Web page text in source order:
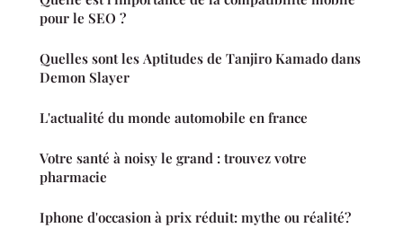
pour le SEO ?
Quelles sont les Aptitudes de Tanjiro Kamado dans
Demon Slayer
L'actualité du monde automobile en france
Votre santé à noisy le grand : trouvez votre
pharmacie
Iphone d'occasion à prix réduit: mythe ou réalité?